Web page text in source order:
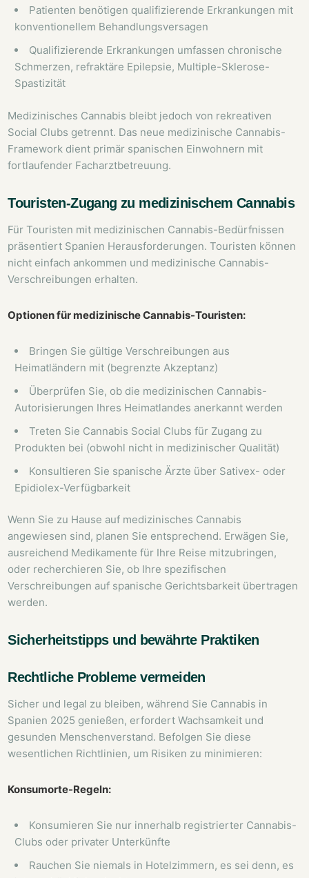
Patienten benötigen qualifizierende Erkrankungen mit
konventionellem Behandlungsversagen
Qualifizierende Erkrankungen umfassen chronische
Schmerzen, refraktäre Epilepsie, Multiple-Sklerose-
Spastizität
Medizinisches Cannabis bleibt jedoch von rekreativen
Social Clubs getrennt. Das neue medizinische Cannabis-
Framework dient primär spanischen Einwohnern mit
fortlaufender Facharztbetreuung.
Touristen-Zugang zu medizinischem Cannabis
Für Touristen mit medizinischen Cannabis-Bedürfnissen
präsentiert Spanien Herausforderungen. Touristen können
nicht einfach ankommen und medizinische Cannabis-
Verschreibungen erhalten.
Optionen für medizinische Cannabis-Touristen:
Bringen Sie gültige Verschreibungen aus
Heimatländern mit (begrenzte Akzeptanz)
Überprüfen Sie, ob die medizinischen Cannabis-
Autorisierungen Ihres Heimatlandes anerkannt werden
Treten Sie Cannabis Social Clubs für Zugang zu
Produkten bei (obwohl nicht in medizinischer Qualität)
Konsultieren Sie spanische Ärzte über Sativex- oder
Epidiolex-Verfügbarkeit
Wenn Sie zu Hause auf medizinisches Cannabis
angewiesen sind, planen Sie entsprechend. Erwägen Sie,
ausreichend Medikamente für Ihre Reise mitzubringen,
oder recherchieren Sie, ob Ihre spezifischen
Verschreibungen auf spanische Gerichtsbarkeit übertragen
werden.
Sicherheitstipps und bewährte Praktiken
Rechtliche Probleme vermeiden
Sicher und legal zu bleiben, während Sie Cannabis in
Spanien 2025 genießen, erfordert Wachsamkeit und
gesunden Menschenverstand. Befolgen Sie diese
wesentlichen Richtlinien, um Risiken zu minimieren:
Konsumorte-Regeln:
Konsumieren Sie nur innerhalb registrierter Cannabis-
Clubs oder privater Unterkünfte
Rauchen Sie niemals in Hotelzimmern, es sei denn, es